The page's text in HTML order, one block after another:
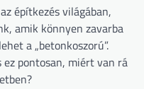
építkezés világában,
amik könnyen zavarba
a „betonkoszorú”.
pontosan, miért van rá